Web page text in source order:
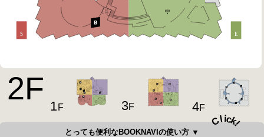
2F
1F 3F 4F
Cl ick
!
とっても便利なBOOKNAVIの使い方 ▼